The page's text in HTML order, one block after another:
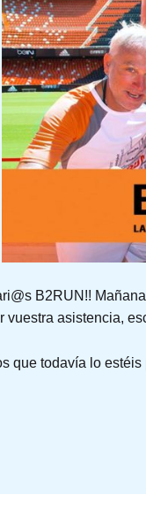
B2RUN!!
vuestra asistencia,
que todavía lo